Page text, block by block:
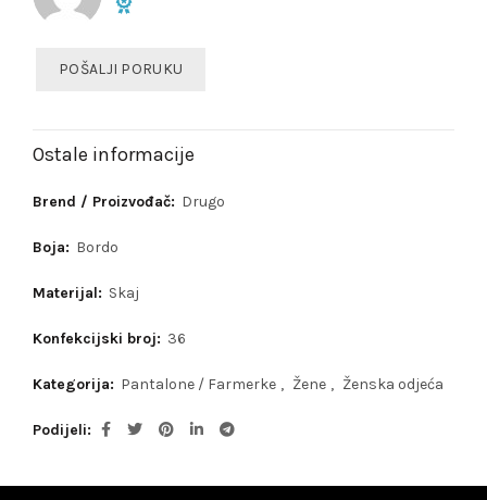
POŠALJI PORUKU
Ostale informacije
Brend / Proizvođač: Drugo
Boja: Bordo
Materijal: Skaj
Konfekcijski broj: 36
Kategorija: Pantalone / Farmerke , Žene , Ženska odjeća
Podijeli